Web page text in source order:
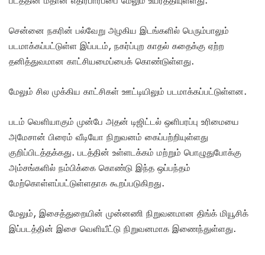
சென்னை நகரின் பல்வேறு அழகிய இடங்களில் பெரும்பாலும்
படமாக்கப்பட்டுள்ள இப்படம், நகர்ப்புற காதல் கதைக்கு ஏற்ற
தனித்துவமான காட்சியமைப்பைக் கொண்டுள்ளது.
மேலும் சில முக்கிய காட்சிகள் ஊட்டியிலும் படமாக்கப்பட்டுள்ளன.
படம் வெளியாகும் முன்பே அதன் டிஜிட்டல் ஒளிபரப்பு உரிமையை
அமேசான் பிரைம் வீடியோ நிறுவனம் கைப்பற்றியுள்ளது
குறிப்பிடத்தக்கது. படத்தின் உள்ளடக்கம் மற்றும் பொழுதுபோக்கு
அம்சங்களில் நம்பிக்கை கொண்டு இந்த ஒப்பந்தம்
மேற்கொள்ளப்பட்டுள்ளதாக கூறப்படுகிறது.
மேலும், இசைத்துறையின் முன்னணி நிறுவனமான திங்க் மியூசிக்
இப்படத்தின் இசை வெளியீட்டு நிறுவனமாக இணைந்துள்ளது.